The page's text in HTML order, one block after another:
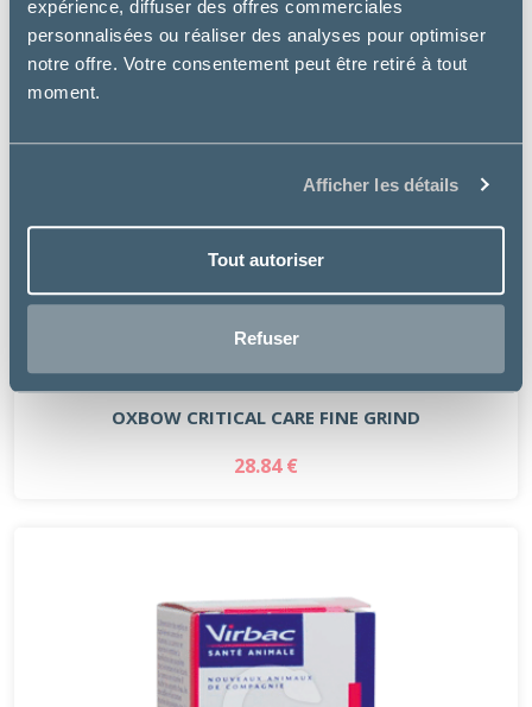
expérience, diffuser des offres commerciales
personnalisées ou réaliser des analyses pour optimiser
notre offre. Votre consentement peut être retiré à tout
moment.
Afficher les détails
Tout autoriser
Refuser
Oxbow Animal Health
OXBOW CRITICAL CARE FINE GRIND
28.84 €